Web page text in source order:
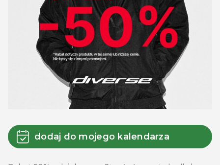
dodaj do mojego kalendarza